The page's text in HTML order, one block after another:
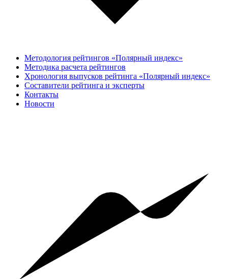
Методология рейтингов «Полярный индекс»
Методика расчета рейтингов
Хронология выпусков рейтинга «Полярный индекс»
Составители рейтинга и эксперты
Контакты
Новости